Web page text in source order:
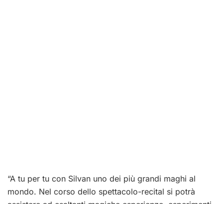
“A tu per tu con Silvan uno dei più grandi maghi al
mondo. Nel corso dello spettacolo-recital si potrà